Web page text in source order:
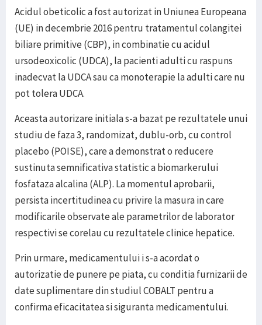
Acidul obeticolic a fost autorizat in Uniunea Europeana
(UE) in decembrie 2016 pentru tratamentul colangitei
biliare primitive (CBP), in combinatie cu acidul
ursodeoxicolic (UDCA), la pacienti adulti cu raspuns
inadecvat la UDCA sau ca monoterapie la adulti care nu
pot tolera UDCA.
Aceasta autorizare initiala s-a bazat pe rezultatele unui
studiu de faza 3, randomizat, dublu-orb, cu control
placebo (POISE), care a demonstrat o reducere
sustinuta semnificativa statistic a biomarkerului
fosfataza alcalina (ALP). La momentul aprobarii,
persista incertitudinea cu privire la masura in care
modificarile observate ale parametrilor de laborator
respectivi se corelau cu rezultatele clinice hepatice.
Prin urmare, medicamentului i s-a acordat o
autorizatie de punere pe piata, cu conditia furnizarii de
date suplimentare din studiul COBALT pentru a
confirma eficacitatea si siguranta medicamentului.